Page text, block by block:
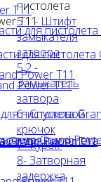
пистолета
5.1 - Штифт
замыкателя
затоора
5.2 -
Замыкатель
затвора
6- Спусковой
крючок
7- Курок
8- Затворная
задержка